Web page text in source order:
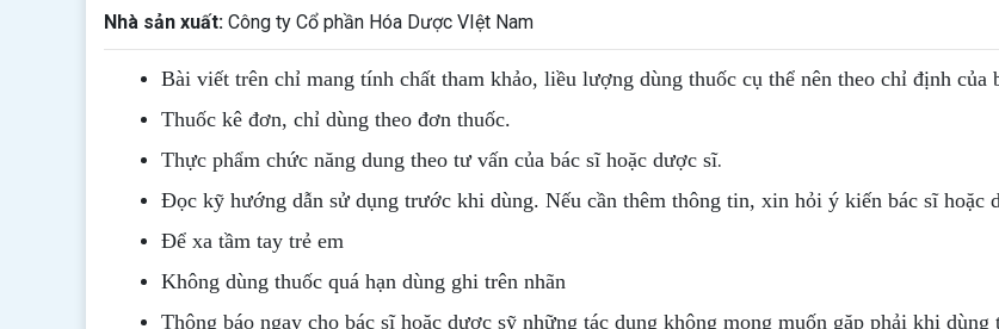
Nhà sản xuất: Công ty Cổ phần Hóa Dược VIệt Nam
Bài viết trên chỉ mang tính chất tham khảo, liều lượng dùng thuốc cụ thể nên theo chỉ định của
Thuốc kê đơn, chỉ dùng theo đơn thuốc.
Thực phẩm chức năng dung theo tư vấn của bác sĩ hoặc dược sĩ.
Đọc kỹ hướng dẫn sử dụng trước khi dùng. Nếu cần thêm thông tin, xin hỏi ý kiến bác sĩ hoặc
Để xa tầm tay trẻ em
Không dùng thuốc quá hạn dùng ghi trên nhãn
Thông báo ngay cho bác sĩ hoặc dược sỹ những tác dụng không mong muốn gặp phải khi dùng